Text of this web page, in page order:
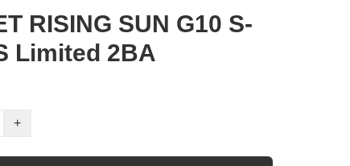
RISING SUN G10 S-
Limited 2BA
+